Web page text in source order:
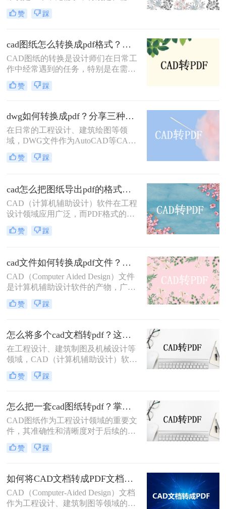
转换方式。
将图纸分享给不同平台或设备上的团
队成员时。PDF格式因其兼容性和稳
择。那么怎么把cad图纸转换成pdf
呢？本文将介绍四种将CAD图纸转换
为PDF的方法。
赞 踩
cad图纸怎么转换成pdf格式？教你三招解决！
CAD图纸的转换是设计师们在日常工
作中经常遇到的任务，特别是在需要
将设计成果分享给客户或团队成员
时，PDF格式因其广泛的兼容性和出
么转换成pdf格式呢？本文将介绍三种
将CAD图纸转换成PDF格式的方法。
赞 踩
dwg如何转换成pdf？分享三种常用的转换方法！
在日常的工程设计、建筑绘图等领
域，DWG文件作为AutoCAD等CAD
软件的标准文件格式，广泛应用于图
纸的创建和编辑。然而，为了更方便
DWG文件转换成PDF格式。那么
DWG如何转换成PDF呢？本文将介绍
三种将DWG转换成PDF的方法。
赞 踩
cad怎么把图纸导出pdf的格式？教你四个方法！
CAD（计算机辅助设计）软件在工程
设计领域应用广泛，而PDF格式的文
件因其跨平台、易阅读的特性，常被
用于文件分享和存档。因此，将CAD
多。那么CAD怎么把图纸导出PDF的
格式呢？本文将介绍四种常用的方
法，帮助您轻松实现CAD图纸到PDF
的转换。
赞 踩
cad文件如何转换成pdf文件？三种快速实用的方法！
CAD（Computer Aided Design）文件
是计算机辅助设计软件的产物，广泛
应用于工程设计、机械制图、建筑设
计等领域。然而，由于CAD文件的特
面临兼容性问题。将CAD文件转换为
PDF格式是一种有效的解决方案，因
为PDF文件具有广泛的兼容性和良好
的排版保持性。那么cad文件如何转换
成pdf文件呢？以下是将CAD文件转
换为PDF文件的几种方法。
赞 踩
怎么将多个cad文档转pdf？这三种方法最好用！
在工程设计、建筑制图及机械设计等
领域，CAD（计算机辅助设计）软件
是不可或缺的工具。然而，在需要将
多个CAD文档分享给非CAD软件用户
PDF格式成为了一个常见的需求。
PDF格式以其良好的兼容性和稳定
性，确保了文档在不同设备和软件中
的一致呈现。那么怎么将多个cad文档
转pdf呢？以下是将多个CAD文档转
换为PDF格式的几种方法。
赞 踩
怎么把一套cad图纸转pdf？掌握这3招就够了！
CAD图纸作为工程设计领域的重要文
件，其准确性和清晰度对于后续的设
计、施工及交流至关重要。然而，在
实际应用中，我们常常需要将CAD图
或存档。那么怎么把一套cad图纸转
pdf呢？以下，将详细介绍几种将一套
CAD图纸转换为PDF格式的方法。
赞 踩
如何将CAD文档转成PDF文档？这三种转换方法快来了解下！
CAD（Computer-Aided Design）文档
作为工程设计、建筑制图等领域的重